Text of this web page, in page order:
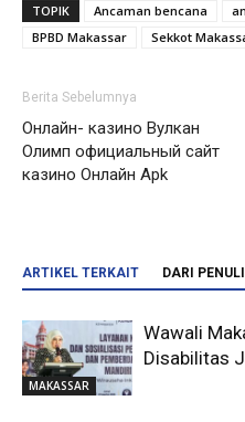
TOPIK Ancaman bencana
BPBD Makassar
Sekkot
Berita Sebelumnya
Онлайн- казино Вулкан
Олимп официальный сайт
казино Онлайн Apk
ARTIKEL TERKAIT DARI
MAKASSAR
Wawali
Disabilitas